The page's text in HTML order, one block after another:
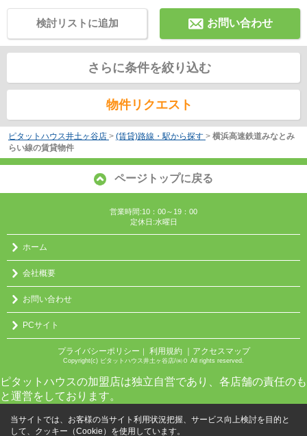
お問い合わせ
検討リストに追加
さらに条件を絞り込む
物件リクエスト
ピタットハウス井土ヶ谷店 > (賃貸)路線・駅から探す > 横浜高速鉄道みなとみ
らい線の賃貸物件
ページトップに戻る
営業時間:10：00～19：00
定休日:水曜日
ホーム
会社概要
お問い合わせ
PCサイト
プライバシーポリシー ｜ 利用規約 ｜アクセスマップ
Copyright(c) ピタットハウス井土ヶ谷店/㈱０ All rights reserved.
ピタットハウスの加盟店は独立自営であり、各店舗の責任のも
と運営をしております。
当サイトでは、お客様の当サイト利用状況把握、サービス向上検討を目的と
して、クッキー（Cookie）を使用しています。